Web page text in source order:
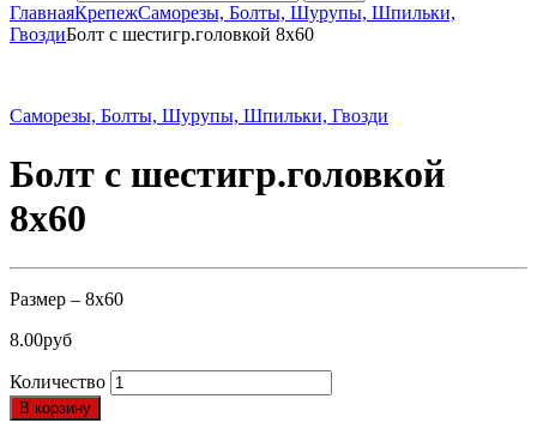
ГлавнаяКрепежСаморезы, Болты, Шурупы, Шпильки,
ГвоздиБолт с шестигр.головкой 8х60
Саморезы, Болты, Шурупы, Шпильки, Гвозди
Болт с шестигр.головкой
8х60
Размер – 8х60
8.00руб
Количество
В корзину